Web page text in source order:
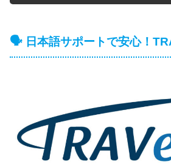
🗣️ 日本語サポートで安心！